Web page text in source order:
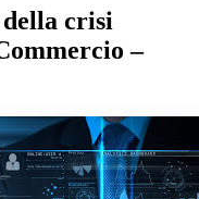
crisi
–